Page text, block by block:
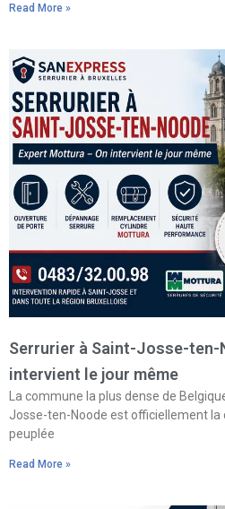
Read More »
Serrurier à Saint-Josse-
intervient le jour même
La commune la plus dense de
Josse-ten-Noode est officiellement
peuplée
Read More »